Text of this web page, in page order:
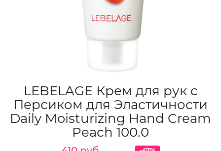
LEBELAGE Крем для рук с
Персиком для Эластичности
Daily Moisturizing Hand Cream
Peach 100.0